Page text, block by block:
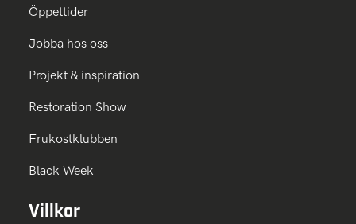
Öppettider
Jobba hos oss
Projekt & inspiration
Restoration Show
Frukostklubben
Black Week
Villkor